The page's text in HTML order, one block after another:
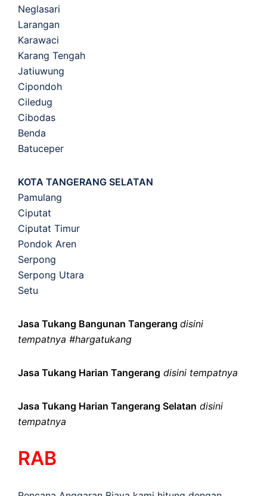
Neglasari
Larangan
Karawaci
Karang Tengah
Jatiuwung
Cipondoh
Ciledug
Cibodas
Benda
Batuceper
KOTA TANGERANG SELATAN
Pamulang
Ciputat
Ciputat Timur
Pondok Aren
Serpong
Serpong Utara
Setu
Jasa Tukang Bangunan Tangerang disini
tempatnya #hargatukang
Jasa Tukang Harian Tangerang disini tempatnya
Jasa Tukang Harian Tangerang Selatan disini
tempatnya
RAB